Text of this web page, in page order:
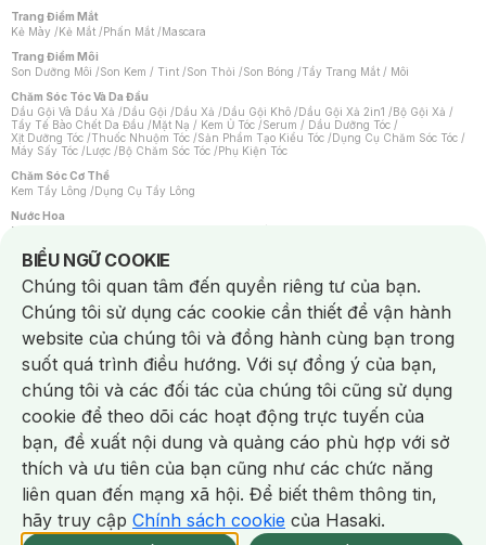
NowFree 2H Giao Nhanh Miễn Phí 2H Xem chi tiết
Trang Điểm Mắt
Kẻ Mày /Kẻ Mắt /Phấn Mắt /Mascara
Trang Điểm Môi
Son Dưỡng Môi /Son Kem / Tint /Son Thỏi /Son Bóng /Tẩy Trang Mắt / Môi
Chăm Sóc Tóc Và Da Đầu
Dầu Gội Và Dầu Xả /Dầu Gội /Dầu Xả /Dầu Gội Khô /Dầu Gội Xả 2in1 /Bộ Gội Xả /
Tẩy Tế Bào Chết Da Đầu /Mặt Nạ / Kem Ủ Tóc /Serum / Dầu Dưỡng Tóc /
Xịt Dưỡng Tóc /Thuốc Nhuộm Tóc /Sản Phẩm Tạo Kiểu Tóc /Dụng Cụ Chăm Sóc Tóc /
Máy Sấy Tóc /Lược /Bộ Chăm Sóc Tóc /Phụ Kiện Tóc
Chăm Sóc Cơ Thể
Kem Tẩy Lông /Dụng Cụ Tẩy Lông
Nước Hoa
Nước Hoa Nữ
Chăm Sóc Cá Nhân
Chống Muỗi /Khẩu Trang /Máy Massage/Mặt Nạ Xông Hơi /Nước Rửa Tay/
Sản Phẩm Chăm Sóc Khác /Bàn Chải Đánh Răng /Bàn Chải Điện/
Hỗ Trợ Trắng Răng/Kem Đánh Răng /Máy Tăm Nước/ Nước Súc Miệng/
Tăm / Chỉ Nha Khoa/ Xịt Thơm Miệng / Dung Dịch Vệ Sinh/Dưỡng Vùng Kín/
Khăn Ướt Vệ Sinh Vùng Kín/Băng Vệ Sinh/Tampon/Bọt Cạo Râu /Dao Cạo Râu/
Máy Cạo Râu
Vấn Đề Về Da
Da Dầu / Lỗ Chân Lông To/ Da Khô / Mất Nước/ Da Lão Hóa/ Da Mụn/
Da Nhạy Cảm / Kích Ứng
Da Xỉn Màu Thâm / Nám / Tàn Nhang
Quầng Thâm & Bọng Mắt /Sẹo /Viêm Da Cơ Địa
Dụng Cụ / Phụ Kiện Chăm Sóc Da
Bông Tẩy Trang
Khăn Lau Mặt Khô Dụng Cụ / Máy Rửa Mặt Máy Chăm Sóc Da
Dụng Cụ Chăm Sóc Khác
BIỂU NGỮ COOKIE
Notice about cookies usage
Chúng tôi quan tâm đến quyền riêng tư của bạn.
Chúng tôi sử dụng các cookie cần thiết để vận hành
website của chúng tôi và đồng hành cùng bạn trong
suốt quá trình điều hướng. Với sự đồng ý của bạn,
chúng tôi và các đối tác của chúng tôi cũng sử dụng
cookie để theo dõi các hoạt động trực tuyến của
bạn, đề xuất nội dung và quảng cáo phù hợp với sở
thích và ưu tiên của bạn cũng như các chức năng
liên quan đến mạng xã hội. Để biết thêm thông tin,
hãy truy cập Chính sách cookie của Hasaki.